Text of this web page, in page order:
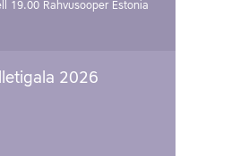
19.00 Rahvusooper Estonia
2026